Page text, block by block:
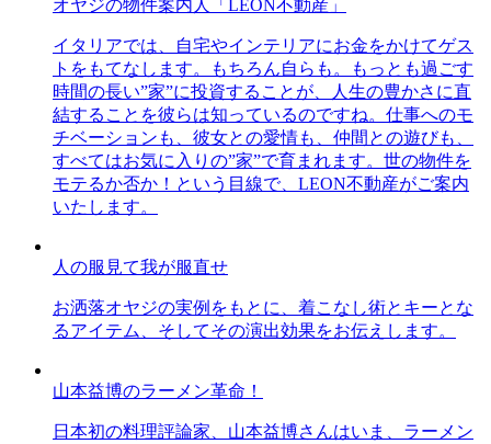
オヤジの物件案内人「LEON不動産」
イタリアでは、自宅やインテリアにお金をかけてゲス
トをもてなします。もちろん自らも。もっとも過ごす
時間の長い”家”に投資することが、人生の豊かさに直
結することを彼らは知っているのですね。仕事へのモ
チベーションも、彼女との愛情も、仲間との遊びも、
すべてはお気に入りの”家”で育まれます。世の物件を
モテるか否か！という目線で、LEON不動産がご案内
いたします。
人の服見て我が服直せ
お洒落オヤジの実例をもとに、着こなし術とキーとな
るアイテム、そしてその演出効果をお伝えします。
山本益博のラーメン革命！
日本初の料理評論家、山本益博さんはいま、ラーメン